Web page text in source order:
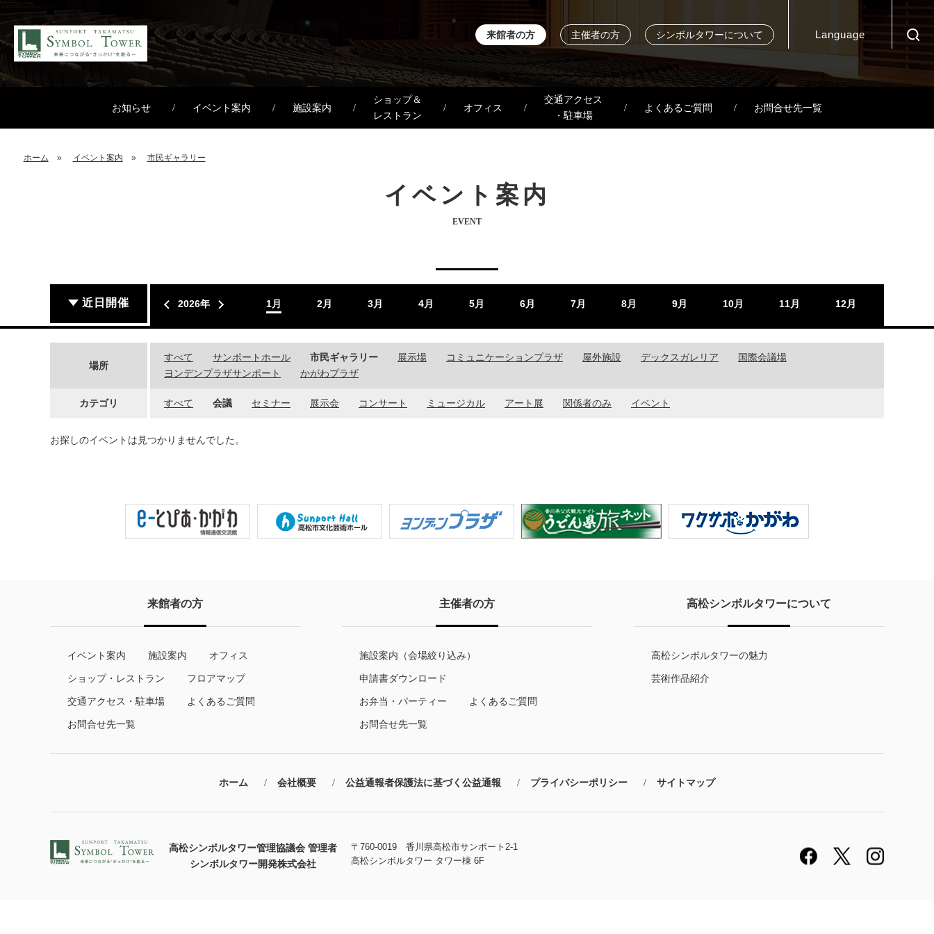
来館者の方 主催者の方 シンボルタワーについて Language
お知らせ イベント案内 施設案内
ショップ＆
レストラン
オフィス
交通アクセス
・駐車場
よくあるご質問 お問合せ先一覧
ホーム イベント案内 市民ギャラリー
イベント案内
EVENT
近日開催 2026年 1月 2月 3月 4月 5月 6月 7月 8月 9月 10月 11月 12月
場所
すべて サンポートホール 市民ギャラリー 展示場 コミュニケーションプラザ 屋外施設 デックスガレリア
国際会議場
ヨンデンプラザサンポート
かがわプラザ
カテゴリ すべて 会議 セミナー 展示会 コンサート ミュージカル アート展 関係者のみ イベント
お探しのイベントは見つかりませんでした。
来館者の方
イベント案内 施設案内 オフィス
ショップ・レストラン フロアマップ
交通アクセス・駐車場 よくあるご質問
お問合せ先一覧
主催者の方
施設案内（会場絞り込み）
申請書ダウンロード
お弁当・パーティー よくあるご質問
お問合せ先一覧
高松シンボルタワーについて
高松シンボルタワーの魅力
芸術作品紹介
ホーム 会社概要 公益通報者保護法に基づく公益通報 プライバシーポリシー サイトマップ
高松シンボルタワー管理協議会 管理者
シンボルタワー開発株式会社
〒760-0019 香川県高松市サンポート2-1
高松シンボルタワー タワー棟 6F